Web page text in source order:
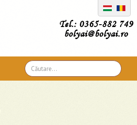
Tel.: 0365-882 749
bolyai@bolyai.ro
Căutare
...